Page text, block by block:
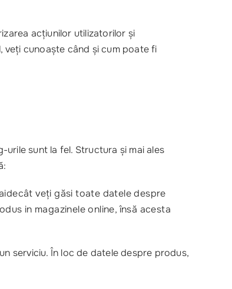
acțiunilor utilizatorilor și
veți cunoaște când și cum poate fi
urile sunt la fel. Structura și mai ales
veți găsi toate datele despre
in magazinele online, însă acesta
serviciu. În loc de datele despre produs,